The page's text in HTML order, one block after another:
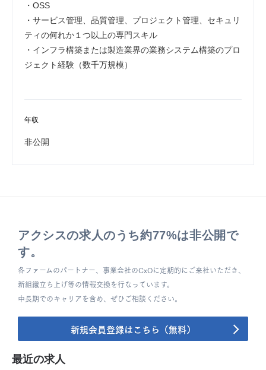
・OSS
・サービス管理、品質管理、プロジェクト管理、セキュリ
ティの何れか１つ以上の専門スキル
・インフラ構築または製造業界の業務システム構築のプロ
ジェクト経験（数千万規模）
年収
非公開
アクシスの求人のうち約77%は非公開で
す。
各ファームのパートナー、事業会社のCxOに定期的にご来社いただき、
新組織立ち上げ等の情報交換を行なっています。
中長期でのキャリアを含め、ぜひご相談ください。
新規会員登録はこちら（無料）
最近の求人